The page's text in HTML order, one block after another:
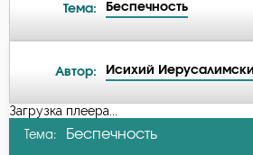
Тема: Беспечность
Беспечность
Автор: Исихий
А-я
Загрузка плеера...
Тема: Беспечность